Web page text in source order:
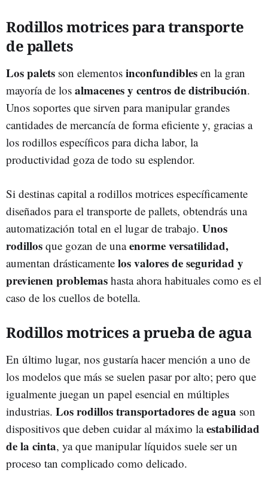
Rodillos motrices para transporte
de pallets
Los palets son elementos inconfundibles en la gran
mayoría de los almacenes y centros de distribución.
Unos soportes que sirven para manipular grandes
cantidades de mercancía de forma eficiente y, gracias a
los rodillos específicos para dicha labor, la
productividad goza de todo su esplendor.
Si destinas capital a rodillos motrices específicamente
diseñados para el transporte de pallets, obtendrás una
automatización total en el lugar de trabajo. Unos
rodillos que gozan de unaenorme versatilidad,
aumentan drásticamente los valores de seguridad y
previenen problemas hasta ahora habituales como es el
caso de los cuellos de botella.
Rodillos motrices a prueba de agua
En último lugar, nos gustaría hacer mención a uno de
los modelos que más se suelen pasar por alto; pero que
igualmente juegan un papel esencial en múltiples
industrias. Los rodillos transportadores de agua son
dispositivos que deben cuidar al máximo laestabilidad
de la cinta, ya que manipular líquidos suele ser un
proceso tan complicado como delicado.